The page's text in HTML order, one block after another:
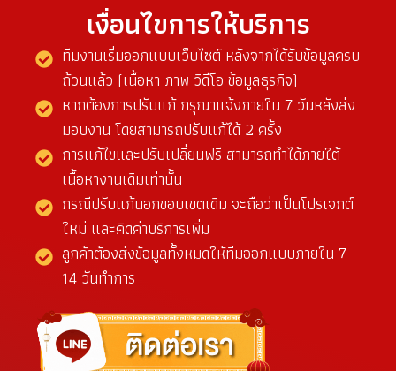
เงื่อนไขการให้บริการ
ทีมงานเริ่มออกแบบเว็บไซต์ หลังจากได้รับข้อมูลครบ
ถ้วนแล้ว (เนื้อหา ภาพ วิดีโอ ข้อมูลธุรกิจ)
หากต้องการปรับแก้ กรุณาแจ้งภายใน 7 วันหลังส่ง
มอบงาน โดยสามารถปรับแก้ได้ 2 ครั้ง
การแก้ไขและปรับเปลี่ยนฟรี สามารถทำได้ภายใต้
เนื้อหางานเดิมเท่านั้น
กรณีปรับแก้นอกขอบเขตเดิม จะถือว่าเป็นโปรเจกต์
ใหม่ และคิดค่าบริการเพิ่ม
ลูกค้าต้องส่งข้อมูลทั้งหมดให้ทีมออกแบบภายใน 7 -
14 วันทำการ